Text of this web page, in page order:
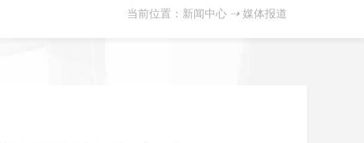
当前位置：新闻中心 ⇢ 媒体报道